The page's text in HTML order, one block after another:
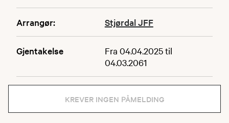
Arrangør: Stjørdal JFF
Gjentakelse
Fra 04.04.2025 til
04.03.2061
KREVER INGEN PÅMELDING